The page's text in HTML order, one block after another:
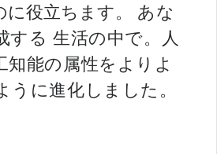
役立ちます。 あな
する 生活の中で。人
知能の属性をよりよ
うに進化しました。